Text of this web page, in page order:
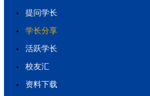
提问学长
学长分享
活跃学长
校友汇
资料下载